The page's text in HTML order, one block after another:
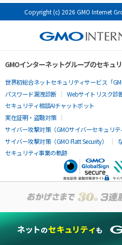
Copyright (c) 2026 GMO Internet
GMOインターネットグループのセキュ
世界初総合ネットセキュリティサービス「
パスワード漏洩診断
Webサイトリスク診
セキュリティ相談AIチャットボット
実在証明・盗聴対策
サイバー攻撃対策（GMOサイバーセキュリテ
サイバー攻撃対策（GMO Flatt Security）
セキュリティ事業の軌跡